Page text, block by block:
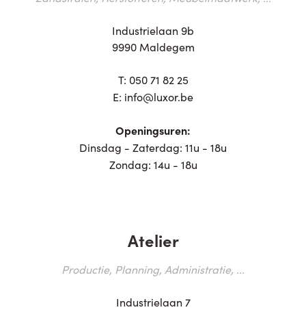
Industrielaan 9b
9990 Maldegem
T: 050 71 82 25
E: info@luxor.be
Openingsuren:
Dinsdag - Zaterdag: 11u - 18u
Zondag: 14u - 18u
Atelier
Productie, Planning, Administratie, ...
Industrielaan 7